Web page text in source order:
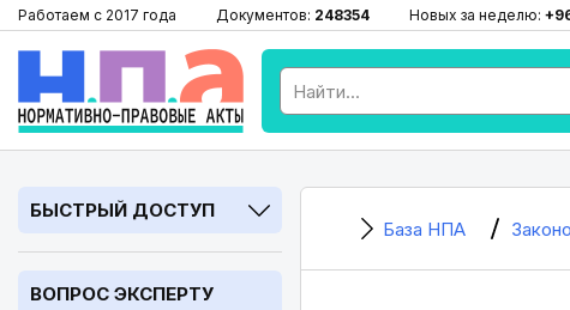
Работаем с 2017 года Документов: 248354 Новых за неделю:
БЫСТРЫЙ ДОСТУП
ВОПРОС ЭКСПЕРТУ
База НПА